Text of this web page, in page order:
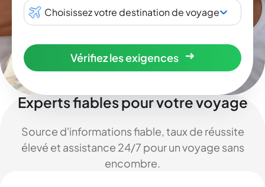
Choisissez votre destination de voyage
Vérifiez les exigences
Experts fiables pour votre voyage
Source d'informations fiable, taux de réussite
élevé et assistance 24/7 pour un voyage sans
encombre.